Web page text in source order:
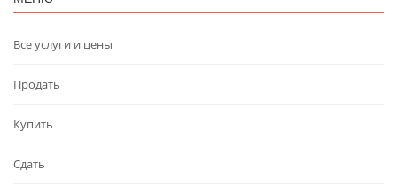
Все услуги и цены
Продать
Купить
Сдать